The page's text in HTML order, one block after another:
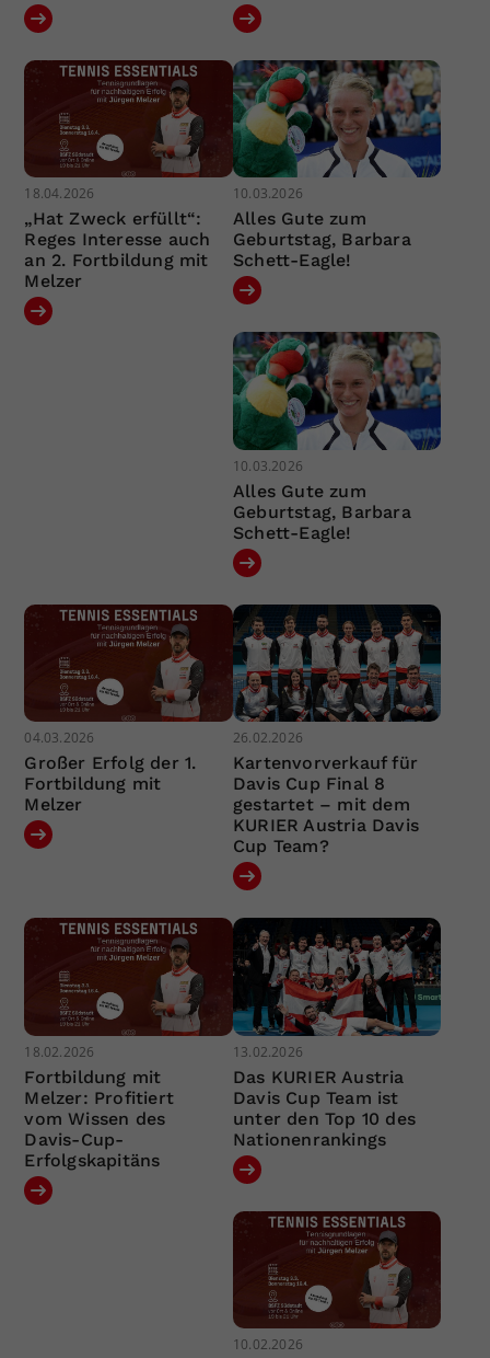
18.04.2026
„Hat Zweck erfüllt“:
Reges Interesse auch
an 2. Fortbildung mit
Melzer
10.03.2026
Alles Gute zum
Geburtstag, Barbara
Schett-Eagle!
10.03.2026
Alles Gute zum
Geburtstag, Barbara
Schett-Eagle!
04.03.2026
Großer Erfolg der 1.
Fortbildung mit
Melzer
26.02.2026
Kartenvorverkauf für
Davis Cup Final 8
gestartet – mit dem
KURIER Austria Davis
Cup Team?
18.02.2026
Fortbildung mit
Melzer: Profitiert
vom Wissen des
Davis-Cup-
Erfolgskapitäns
13.02.2026
Das KURIER Austria
Davis Cup Team ist
unter den Top 10 des
Nationenrankings
10.02.2026